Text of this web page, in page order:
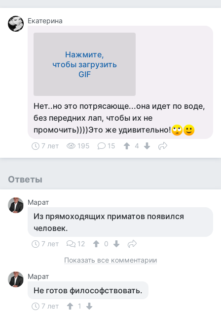
Екатерина
Нажмите,
чтобы загрузить
GIF
Нет..но это потрясающе...она идет по воде,
без передних лап, чтобы их не
промочить))))Это же удивительно!
7 лет 195 15 4
Ответы
Марат
Из прямоходящих приматов появился
человек.
7 лет 12
0
Показать все комментарии
Марат
Не готов философствовать.
7 лет
1